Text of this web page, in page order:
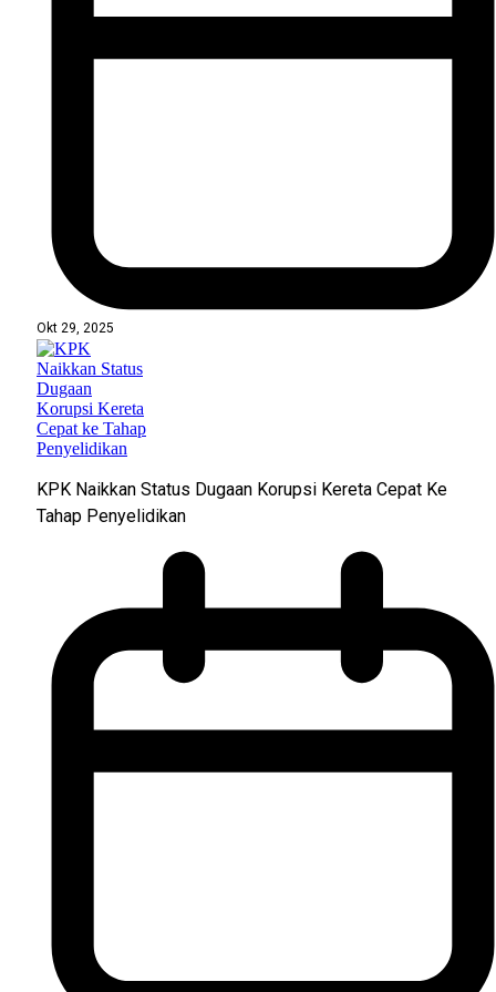
Okt 29, 2025
KPK Naikkan Status Dugaan Korupsi Kereta Cepat Ke
Tahap Penyelidikan